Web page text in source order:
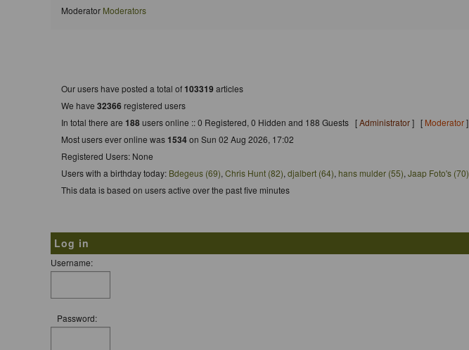
Moderator Moderators
Our users have posted a total of103319 articles
We have 32366 registered users
In total there are 188users online :: 0 Registered, 0 Hidden and 188 Guests [Administrator] [ Moderator]
Most users ever online was1534on Sun 02 Aug 2026, 17:02
Registered Users: None
Users with a birthday today: Bdegeus (69), Chris Hunt (82), djalbert (64), hans mulder (55), Jaap Foto's (70)
This data is based on users active over the past five minutes
Log in
Username:
Password: